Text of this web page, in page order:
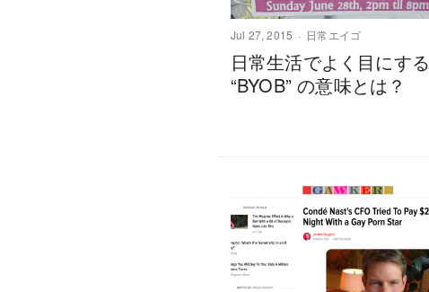
Jul 27, 2015 日常エイゴ
日常生活でよく目にする
“BYOB” の意味とは？